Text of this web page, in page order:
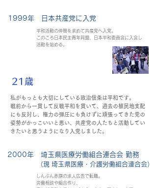
1999年 日本共産党に入党
平和活動の仲間を求めて共産党へ入党。
このころ日本民主青年同盟、日本平和委員会に入会し
活動を始める。
2000年 埼玉県医療労働組合連合会 勤務
（現 埼玉県医療・介護労働組合連合会）
しんぶん赤旗の求人広告で転職。
労働相談や組合作り、
21歳
私がもっとも大切にしている政治信条は平和です。
戦前から一貫して反戦平和を貫いて、過去の植民地支配
にも反対し、権力の弾圧にも負けずに頑張ってきた党の
姿勢がかっこいいと思い、共産党の人たちと活動してい
きたいと思うようになり入党しました。